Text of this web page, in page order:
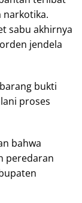
narkotika.
sabu akhirnya
jendela
bukti
proses
bahwa
peredaran